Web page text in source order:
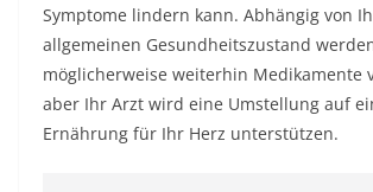
Symptome lindern kann. Abhängig von
allgemeinen Gesundheitszustand
möglicherweise weiterhin Medikamente
aber Ihr Arzt wird eine Umstellung auf
Ernährung für Ihr Herz unterstützen.